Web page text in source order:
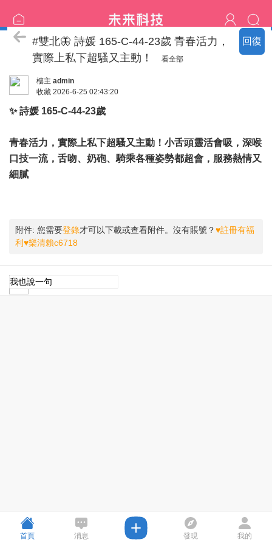
回復
♡樂清家短髮妹專區♡
#雙北🦋 詩媛 165-C-44-23歲 青春活力，
實際上私下超騷又主動！
看全部
樓主 admin
收藏 2026-6-25 02:43:20
✨ 詩媛 165-C-44-23歲
青春活力，實際上私下超騷又主動！小舌頭靈活會吸，深喉
口技一流，舌吻、奶砲、騎乘各種姿勢都超會，服務熱情又
細膩
附件: 您需要登錄才可以下載或查看附件。沒有賬號？♥註冊有福
利♥樂清賴c6718
首頁 消息 發現 我的